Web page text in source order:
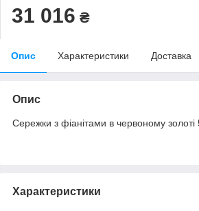
31 016 ₴
Опис Характеристики Доставка
Опис
Сережки з фіанітами в червоному
Характеристики